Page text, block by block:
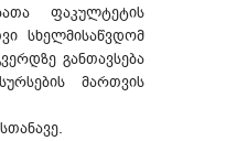
ფაკულტეტის
სხელმისაწვდომ
განთავსება
მართვის